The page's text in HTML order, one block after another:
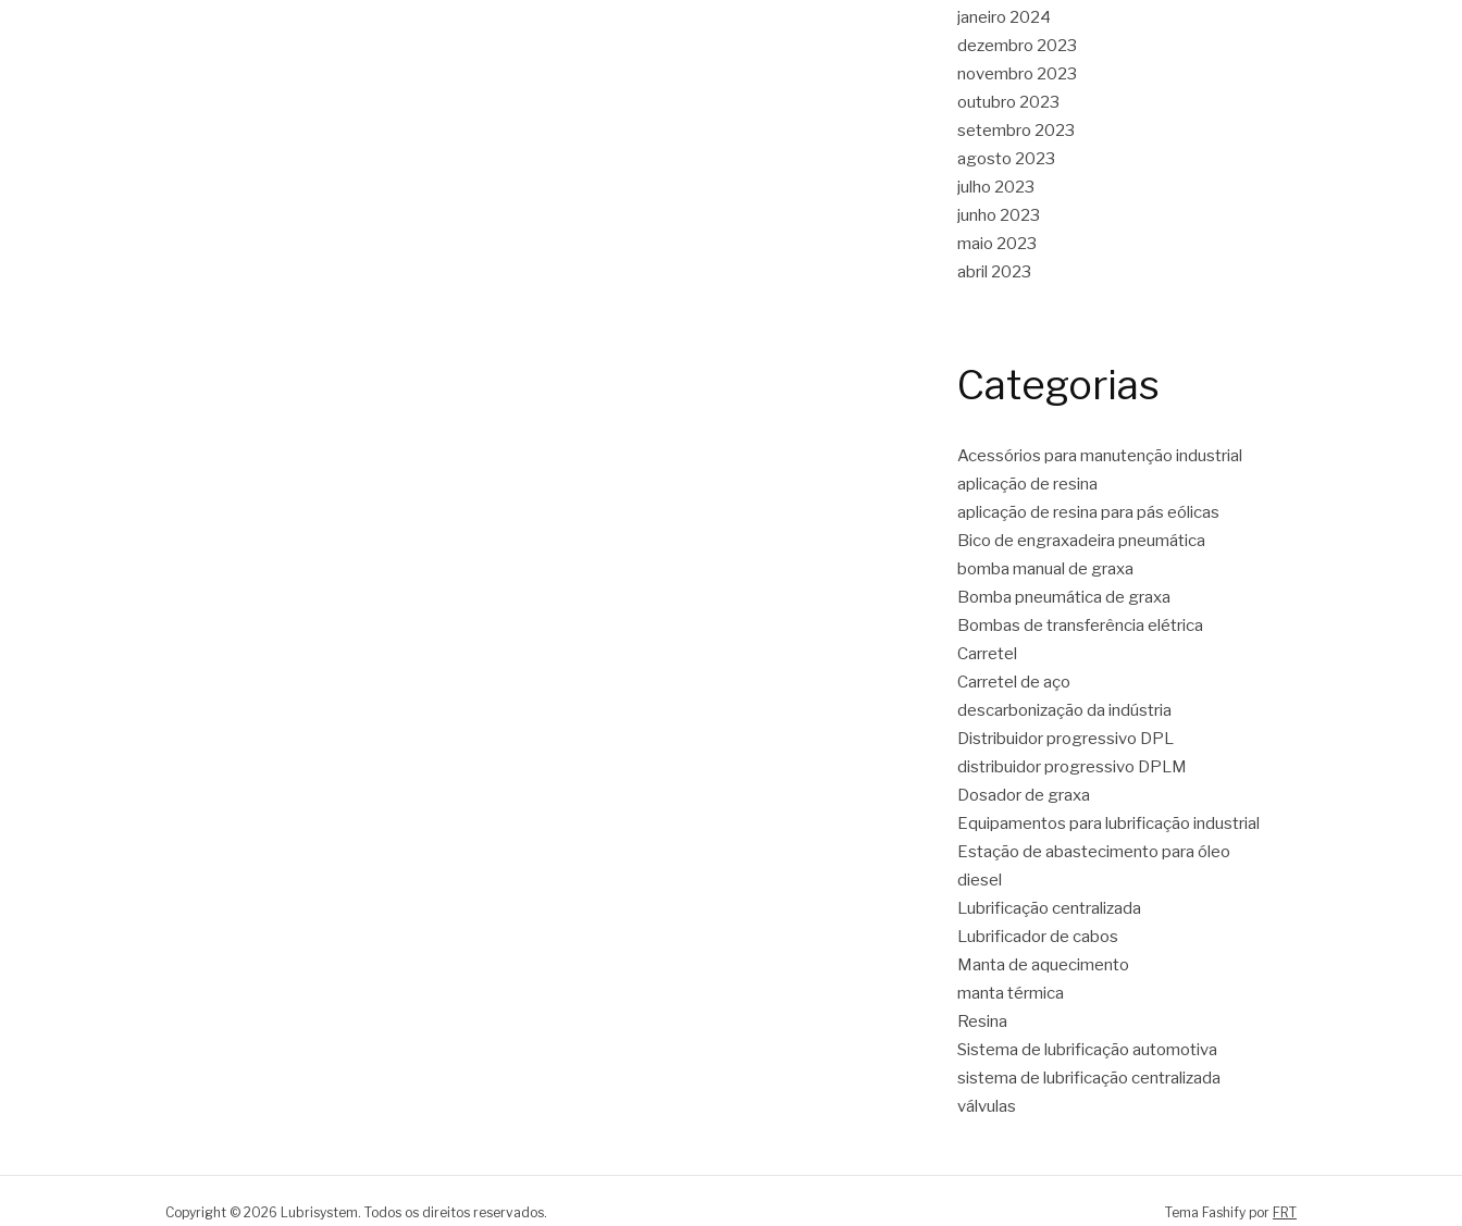
janeiro 2024
dezembro 2023
novembro 2023
outubro 2023
setembro 2023
agosto 2023
julho 2023
junho 2023
maio 2023
abril 2023
Categorias
Acessórios para manutenção industrial
aplicação de resina
aplicação de resina para pás eólicas
Bico de engraxadeira pneumática
bomba manual de graxa
Bomba pneumática de graxa
Bombas de transferência elétrica
Carretel
Carretel de aço
descarbonização da indústria
Distribuidor progressivo DPL
distribuidor progressivo DPLM
Dosador de graxa
Equipamentos para lubrificação industrial
Estação de abastecimento para óleo
diesel
Lubrificação centralizada
Lubrificador de cabos
Manta de aquecimento
manta térmica
Resina
Sistema de lubrificação automotiva
sistema de lubrificação centralizada
válvulas
Copyright © 2026 Lubrisystem. Todos os direitos reservados. Tema Fashify por FRT